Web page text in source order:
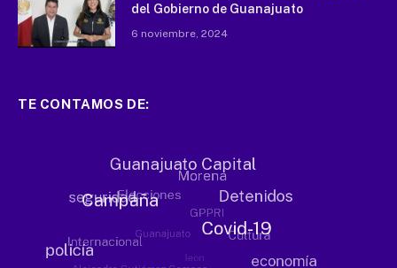
del Gobierno de Guanajuato
6 noviembre, 2024
TE CONTAMOS DE: